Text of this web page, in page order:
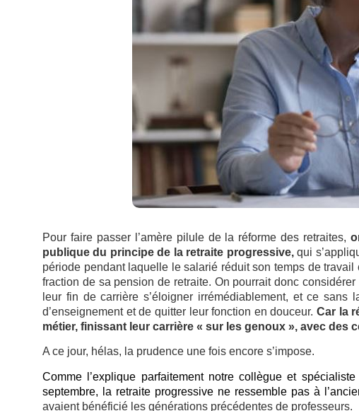
Pour faire passer l’amère pilule de la réforme des retraites,
publique du principe de la retraite progressive,qui
période pendant laquelle le salarié réduit son temps de
fraction de sa pension de retraite. On pourrait donc
leur fin de carrière s’éloigner irrémédiablement, et ce sans
d’enseignement et de quitter leur fonction en douceur.Car la
métier, finissant leur carrière « sur les genoux », avec des
A ce jour, hélas, la prudence une fois encore s’impose.
Comme l’explique parfaitement notre collègue et
septembre, la retraite progressive ne ressemble pas à
avaient bénéficié les générations précédentes de professeurs.